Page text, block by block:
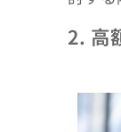
2. 高